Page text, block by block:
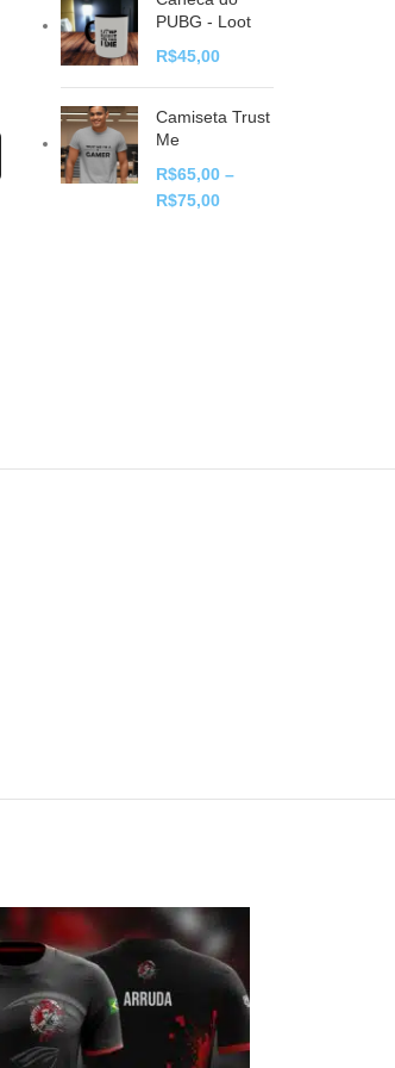
PUBG - Loot
R$45,00
Camiseta Trust
Me
R$65,00 –
R$75,00